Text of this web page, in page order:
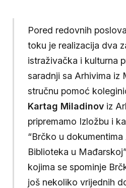
Pored redovnih
toku je realizacija dva
istraživačka i kulturna
saradnji sa Arhivima iz
stručnu pomoć
Kartag Miladinoviz
pripremamo Izložbu i
“Brčko u dokumentima
Biblioteka u
kojima se spominje
još nekoliko vrijednih